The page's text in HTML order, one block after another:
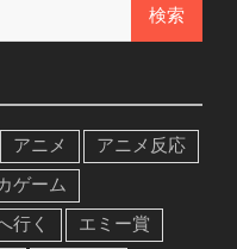
アニメ
アニメ反応
ゲーム
行く
エミー賞